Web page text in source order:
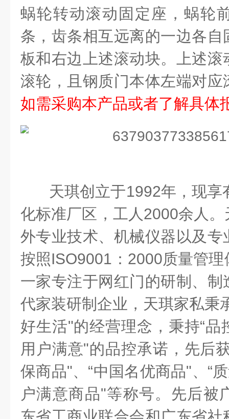
蜗轮转动滚动固定座，蜗轮
条，齿条相互远离的一边各
板和右边上述滚动块。上述
滚轮，且钢质门本体左端对
如需采购本产品或者了解具
天琪创立于1992年，现享
化标准厂区，工人 2000余人。
外专业技术、机械仪器以及
按照ISO9001 ： 2000质量管
一家专注于网红门的研制、
代家装研制企业，天琪家私秉
好生活"的经营理念，秉持“品
用户满意"的品控承诺，先后
保商品"、 “中国名优商品"、 “
户满意商品"等称号。先后被